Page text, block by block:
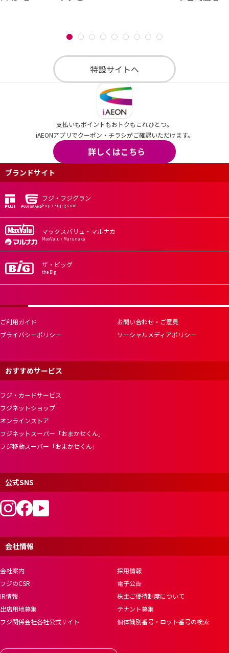
特設サイトへ
支払いもポイントもおトクもこれひとつ。
iAEONアプリでクーポン・チラシがご確認いただけます。
詳しくはこちら
ブランドサイト
フジ・フジグラン
Fuji / Fuji grand
マックスバリュ・マルナカ
MaxValu / Marunaka
ザ・ビッグ
the Big
ご利用ガイド
お問い合わせ・ご意見
プライバシーポリシー
ソーシャルメディアポリシー
おすすめサービス
フジ・カードサービス
フジネットショップ
オンラインストア
フジネットスーパー「おまかせくん」
フジ移動スーパー「おまかせくん」
公式SNS
会社情報
会社案内
採用情報
フジのCSR
電子公告
IR情報
株主ご優待制度について
出店用地募集
テナント募集
フジ関係会社各社公式サイト
個体識別番号・ロット番号の検索